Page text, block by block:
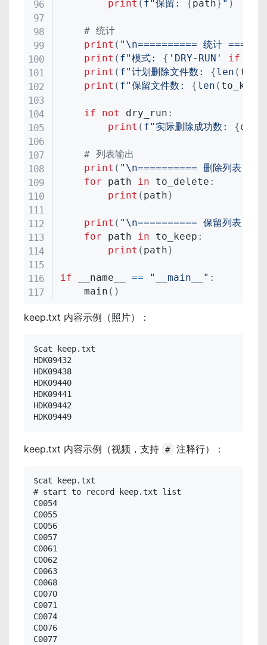
print ( f"保留: { path } " )
# 统计
print ( "\n========== 统计
print ( f"模式: { 'DRY-RUN' if
print ( f"计划删除文件数: {len (
print ( f"保留文件数: {len ( to_keep
if not dry_run :
print ( f"实际删除成功数: {
# 列表输出
print ( "\n========== 删除列表
for path in to_delete :
print ( path )
print ( "\n========== 保留列表
for path in to_keep :
print ( path )
if __name__ == "__main__" :
    main
( )
keep.txt 内容示例（照片）：
$cat keep.txt
HDK09432
HDK09438
HDK09440
HDK09441
HDK09442
HDK09449
keep.txt 内容示例（视频，支持 # 注释行）：
$cat keep.txt
# start to record keep.txt list
C0054
C0055
C0056
C0057
C0061
C0062
C0063
C0068
C0070
C0071
C0074
C0076
C0077